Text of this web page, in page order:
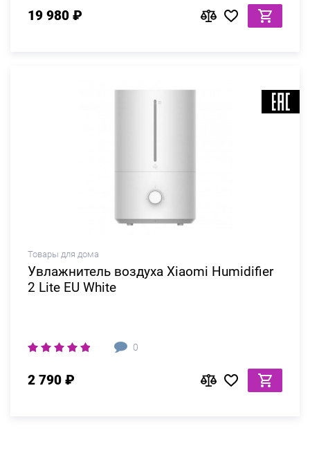
19 980 ₽
Товары для дома
Увлажнитель воздуха Xiaomi Humidifier
2 Lite EU White
0
2 790 ₽